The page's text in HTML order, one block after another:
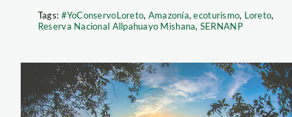
Tags: #YoConservoLoreto, Amazonía,ecoturismo, Loreto,
Reserva Nacional Allpahuayo Mishana, SERNANP